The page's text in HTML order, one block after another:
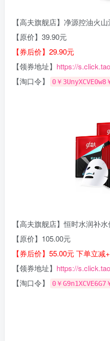
【高夫旗舰店】净源控油火
【原价】39.90元
【券后价】29.90元
【领券地址】 https://
【淘口令】
0￥3UnyXCVE0w8
【高夫旗舰店】恒时水润补
【原价】105.00元
【券后价】55.00元 下单立减
【领券地址】 https://
【淘口令】
0￥G9n1XCVE6G7